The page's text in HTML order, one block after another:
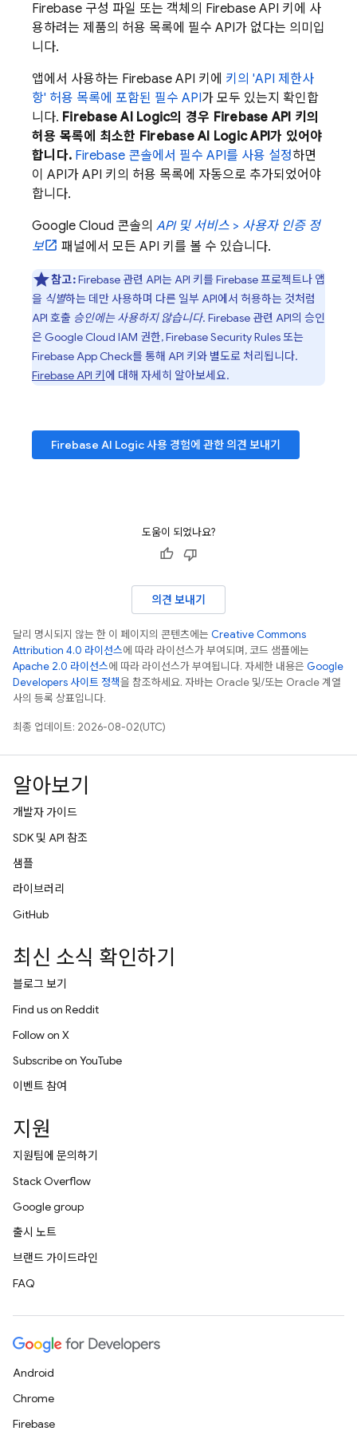
Firebase 구성 파일 또는 객체의 Firebase API 키에 사
용하려는 제품의 허용 목록에 필수 API가 없다는 의미입
니다.
앱에서 사용하는 Firebase API 키에 키의 'API 제한사
항' 허용 목록에 포함된 필수 API가 모두 있는지 확인합
니다. Firebase AI Logic의 경우 Firebase API 키의
허용 목록에 최소한 Firebase AI LogicAPI가 있어야
합니다. Firebase 콘솔에서 필수 API를 사용 설정하면
이 API가 API 키의 허용 목록에 자동으로 추가되었어야
합니다.
Google Cloud 콘솔의 API 및 서비스 > 사용자 인증 정
보
패널에서 모든 API 키를 볼 수 있습니다.
참고:Firebase 관련 API는 API 키를 Firebase 프로젝트나 앱
을 식별하는 데만 사용하며 다른 일부 API에서 허용하는 것처럼
API 호출 승인에는 사용하지 않습니다. Firebase 관련 API의 승인
은 Google Cloud IAM 권한,Firebase Security Rules 또는
Firebase App Check를 통해 API 키와 별도로 처리됩니다.
Firebase API 키에 대해 자세히 알아보세요.
Firebase AI Logic사용 경험에 관한 의견 보내기
도움이 되었나요?
의견 보내기
달리 명시되지 않는 한 이 페이지의 콘텐츠에는 Creative Commons
Attribution 4.0 라이선스에 따라 라이선스가 부여되며, 코드 샘플에는
Apache 2.0 라이선스에 따라 라이선스가 부여됩니다. 자세한 내용은 Google
Developers 사이트 정책을 참조하세요. 자바는 Oracle 및/또는 Oracle 계열
사의 등록 상표입니다.
최종 업데이트: 2026-08-02(UTC)
알아보기
개발자 가이드
SDK 및 API 참조
샘플
라이브러리
GitHub
최신 소식 확인하기
블로그 보기
Find us on Reddit
Follow on X
Subscribe on YouTube
이벤트 참여
지원
지원팀에 문의하기
Stack Overflow
Google group
출시 노트
브랜드 가이드라인
FAQ
Android
Chrome
Firebase